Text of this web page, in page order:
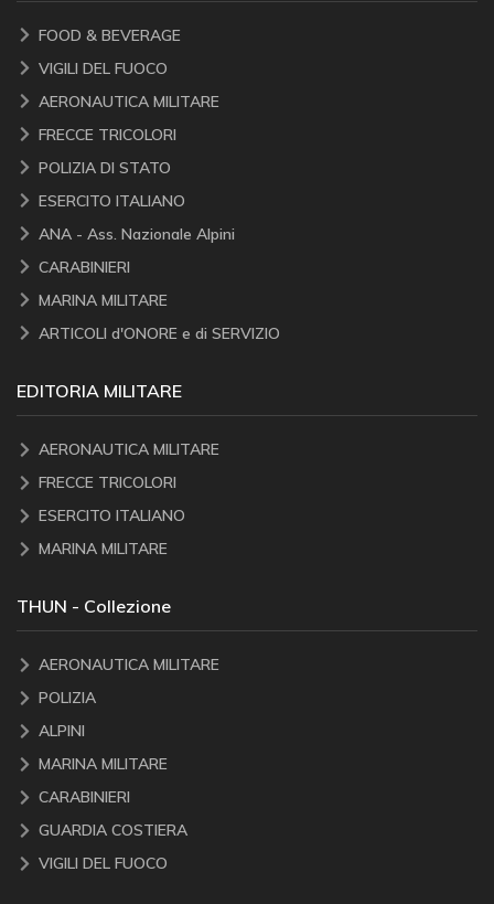
FOOD & BEVERAGE
VIGILI DEL FUOCO
AERONAUTICA MILITARE
FRECCE TRICOLORI
POLIZIA DI STATO
ESERCITO ITALIANO
ANA - Ass. Nazionale Alpini
CARABINIERI
MARINA MILITARE
ARTICOLI d'ONORE e di SERVIZIO
EDITORIA MILITARE
AERONAUTICA MILITARE
FRECCE TRICOLORI
ESERCITO ITALIANO
MARINA MILITARE
THUN - Collezione
AERONAUTICA MILITARE
POLIZIA
ALPINI
MARINA MILITARE
CARABINIERI
GUARDIA COSTIERA
VIGILI DEL FUOCO